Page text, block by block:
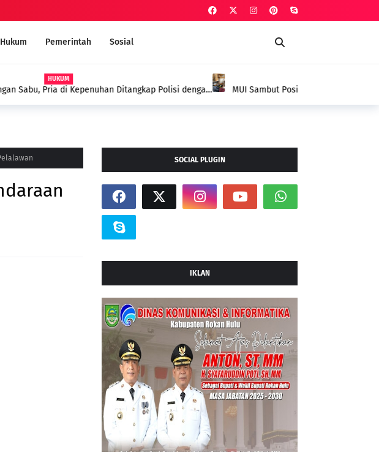
Hukum Pemerintah Sosial
Sambut Positif Program Polsek Kepenuhan dalam Penanggulangan
SOCIAL PLUGIN
IKLAN